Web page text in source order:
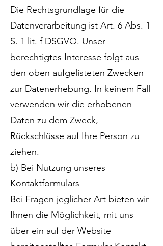
Die Rechtsgrundlage für die
Datenverarbeitung ist Art. 6 Abs. 1
S. 1 lit. f DSGVO. Unser
berechtigtes Interesse folgt aus
den oben aufgelisteten Zwecken
zur Datenerhebung. In keinem Fall
verwenden wir die erhobenen
Daten zu dem Zweck,
Rückschlüsse auf Ihre Person zu
ziehen.
b) Bei Nutzung unseres
Kontaktformulars
Bei Fragen jeglicher Art bieten wir
Ihnen die Möglichkeit, mit uns
über ein auf der Website